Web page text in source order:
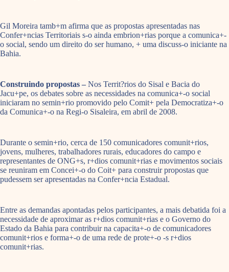
Gil Moreira tamb+m afirma que as propostas apresentadas nas
Confer+ncias Territoriais s-o ainda embrion+rias porque a comunica+-
o social, sendo um direito do ser humano, + uma discuss-o iniciante na
Bahia.
Construindo propostas – Nos Territ?rios do Sisal e Bacia do
Jacu+pe, os debates sobre as necessidades na comunica+-o social
iniciaram no semin+rio promovido pelo Comit+ pela Democratiza+-o
da Comunica+-o na Regi-o Sisaleira, em abril de 2008.
Durante o semin+rio, cerca de 150 comunicadores comunit+rios,
jovens, mulheres, trabalhadores rurais, educadores do campo e
representantes de ONG+s, r+dios comunit+rias e movimentos sociais
se reuniram em Concei+-o do Coit+ para construir propostas que
pudessem ser apresentadas na Confer+ncia Estadual.
Entre as demandas apontadas pelos participantes, a mais debatida foi a
necessidade de aproximar as r+dios comunit+rias e o Governo do
Estado da Bahia para contribuir na capacita+-o de comunicadores
comunit+rios e forma+-o de uma rede de prote+-o -s r+dios
comunit+rias.